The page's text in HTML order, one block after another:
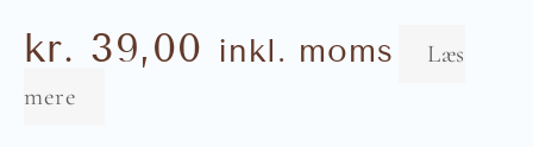
kr. 39,00 inkl. moms
Læs
mere